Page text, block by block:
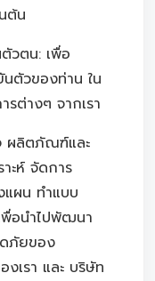
ต้น
วตน: เพื่อ
นตัวของท่าน ใน
รต่างๆ จากเรา
ผลิตภัณฑ์และ
าะห์ จัดการ
แผน ทำแบบ
พื่อนำไปพัฒนา
ภัยของ
เรา และ บริษัท